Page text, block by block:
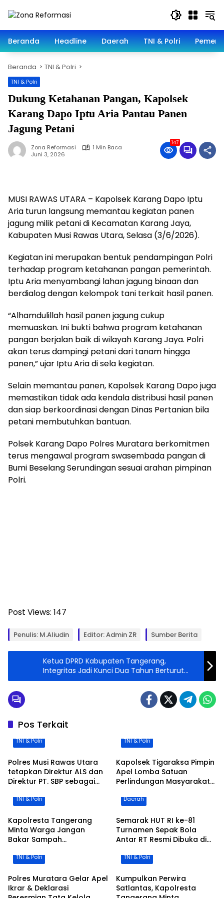
Beranda
Headline Daerah TNI & Polri
Beranda TNI & Polri
TNI & Polri
Dukung Ketahanan Pangan, Kapolsek
Karang Dapo Iptu Aria Pantau Panen
Jagung Petani
Zona Reformasi
1 Min Baca
Juni 3, 2026
147
MUSI RAWAS UTARA – Kapolsek Karang Dapo Iptu
Aria turun langsung memantau kegiatan panen
jagung milik petani di Kecamatan Karang Jaya,
Kabupaten Musi Rawas Utara, Selasa (3/6/2026).
Kegiatan ini merupakan bentuk pendampingan Polri
terhadap program ketahanan pangan pemerintah.
Iptu Aria menyambangi lahan jagung binaan dan
berdialog dengan kelompok tani terkait hasil panen.
“Alhamdulillah hasil panen jagung cukup
memuaskan. Ini bukti bahwa program ketahanan
pangan berjalan baik di wilayah Karang Jaya. Polri
akan terus dampingi petani dari tanam hingga
panen,” ujar Iptu Aria di sela kegiatan.
Selain memantau panen, Kapolsek Karang Dapo juga
memastikan tidak ada kendala distribusi hasil panen
dan siap berkoordinasi dengan Dinas Pertanian bila
petani membutuhkan bantuan.
Polsek Karang Dapo Polres Muratara berkomitmen
terus mengawal program swasembada pangan di
Bumi Beselang Serundingan sesuai arahan pimpinan
Polri.
Post Views: 147
Penulis: M.Aliudin Editor: Admin ZR Sumber Berita
Ketua DPRD Kabupaten Tangerang,
Integritas Jadi Kunci Dua Tahun Berturut
Turut Raih Predikat Zero
Pos Terkait
TNI & Polri
Polres Musi Rawas Utara
tetapkan Direktur ALS dan
Direktur PT. SBP sebagai
TNI & Polri
Kapolsek Tigaraksa Pimpin
Apel Lomba Satuan
Perlindungan Masyarakat
TNI & Polri
Kapolresta Tangerang
Minta Warga Jangan
Bakar Sampah
Tingkatkan Resiko
Daerah
Semarak HUT RI ke-81
Turnamen Sepak Bola
Antar RT Resmi Dibuka di
Tigaraksa di Ikuti 20 RT
TNI & Polri
Polres Muratara Gelar Apel
Ikrar & Deklarasi
TNI & Polri
Kumpulkan Perwira
Satlantas, Kapolresta